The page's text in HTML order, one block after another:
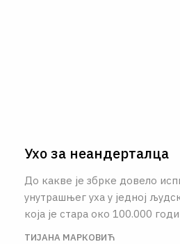
Ухо за неандерталца
До какве је збрке довело
унутрашњег уха у једној
која је стара око 100.000
ТИЈАНА МАРКОВИЋ